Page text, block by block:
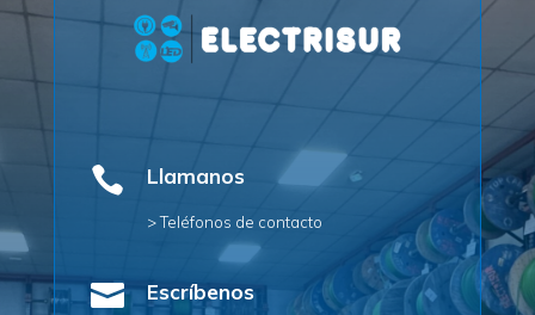
 Llamanos
> Teléfonos de contacto
 Escríbenos